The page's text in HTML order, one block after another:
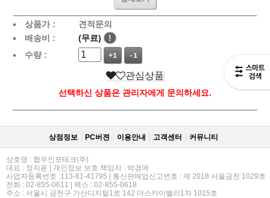
상품가 :
견적문의
배송비 :
(무료)
!
수량 :
+1 -1
관심상품
선택하신 상품은 관리자에게 문의하세요.
상점정보 PC버젼 이용안내 고객센터 커뮤니티
상호명 : 협우인포테크(주)
대표 : 정지윤 | 개인정보 보호 책임자 : 박경애
사업자등록번호 :113-81-41795 | 통신판매업신고번호 : 제 2018 서울금천 1029호
전화 : 02-855-0611 | 팩스 : 02-855-0618
주소 : 서울시 금천구 가산디지털1로 142 더스카이밸리1차 1015호